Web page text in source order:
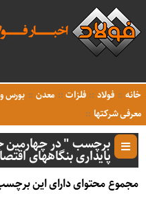
خانه فولاد فلزات معدن بورس و
معرفی شرکتها
برچسب " در چهارمین
پایداری بنگاههای
مجموع محتوای دارای این